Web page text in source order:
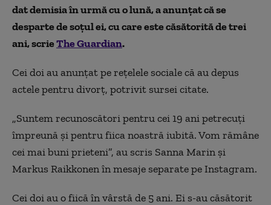
dat demisia în urmă cu o lună, a anunțat că se
desparte de soțul ei, cu care este căsătorită de trei
ani, scrieThe Guardian.
Cei doi au anunțat pe rețelele sociale că au depus
actele pentru divorț, potrivit sursei citate.
„Suntem recunoscători pentru cei 19 ani petrecuți
împreună și pentru fiica noastră iubită. Vom rămâne
cei mai buni prieteni”, au scris Sanna Marin și
Markus Raikkonen în mesaje separate pe Instagram.
Cei doi au o fiică în vârstă de 5 ani. Ei s-au căsătorit